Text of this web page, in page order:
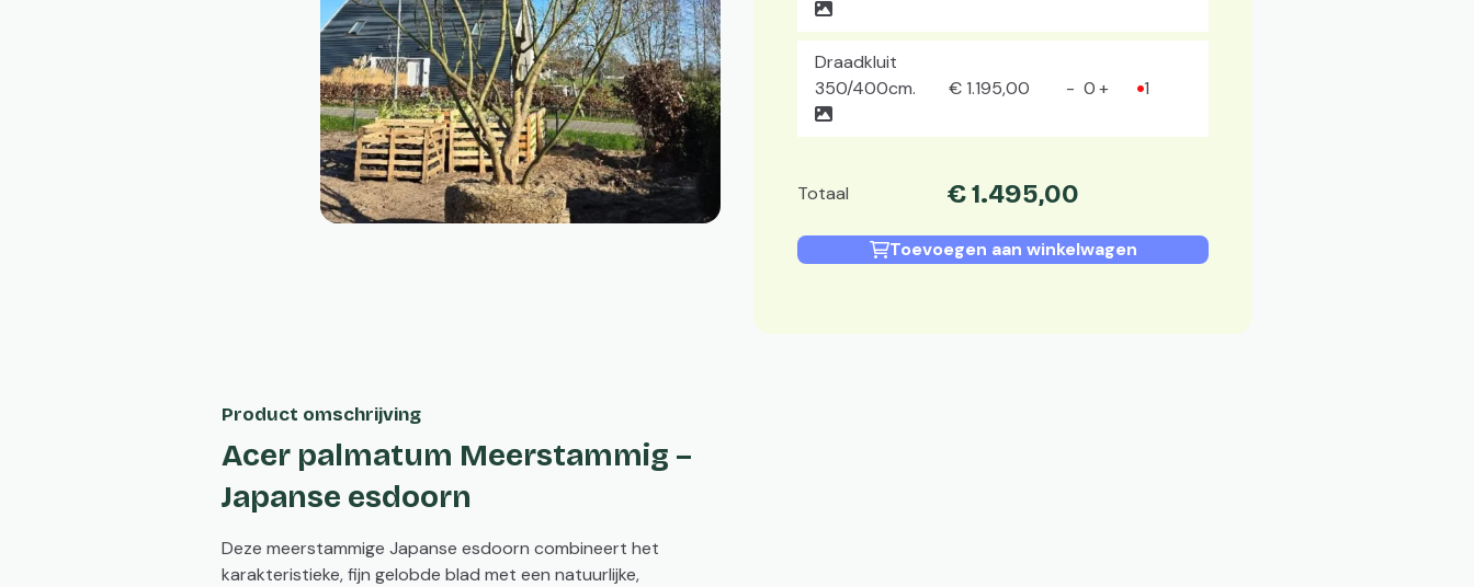
Draadkluit
350/400cm.
€1.195,00 1
Totaal €1.495,00
Toevoegen aan winkelwagen
Product omschrijving
Acer palmatum Meerstammig –
Japanse esdoorn
Deze meerstammige Japanse esdoorn combineert het
karakteristieke, fijn gelobde blad met een natuurlijke,